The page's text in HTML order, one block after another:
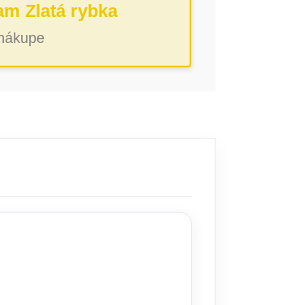
Zlatá rybka